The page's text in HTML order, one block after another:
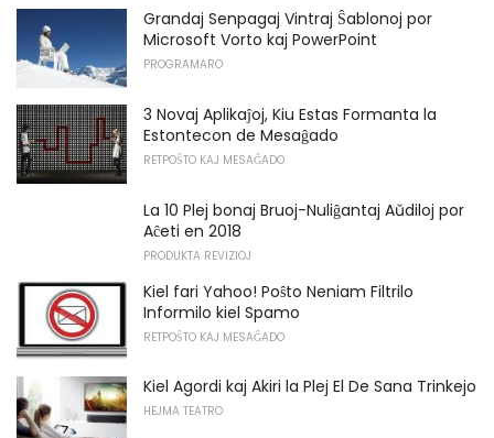
Grandaj Senpagaj Vintraj Ŝablonoj por
Microsoft Vorto kaj PowerPoint
PROGRAMARO
3 Novaj Aplikaĵoj, Kiu Estas Formanta la
Estontecon de Mesaĝado
RETPOŜTO KAJ MESAĜADO
La 10 Plej bonaj Bruoj-Nuliĝantaj Aŭdiloj por
Aĉeti en 2018
PRODUKTA REVIZIOJ
Kiel fari Yahoo! Poŝto Neniam Filtrilo
Informilo kiel Spamo
RETPOŜTO KAJ MESAĜADO
Kiel Agordi kaj Akiri la Plej El De Sana Trinkejo
HEJMA TEATRO